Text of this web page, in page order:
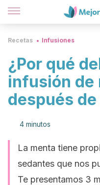
Recetas Infusiones
¿Por qué
infusión de
después
4 minutos
La menta tiene
sedantes que nos
Te presentamos 3